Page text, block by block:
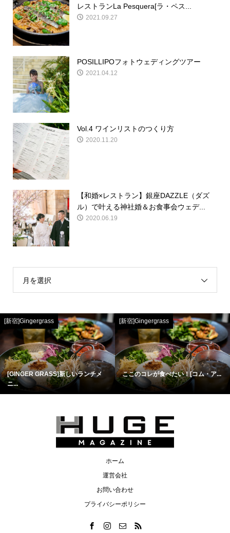
レストランLa Pesquera[ラ・ペス...
2021.09.27
POSILLIPOフォトウェディングツアー
2021.04.12
Vol.4 ワインリストのつくり方
2020.11.20
【和婚×レストラン】銀座DAZZLE（ダズ
ル）で叶える神社婚＆お食事会ウェデ...
2020.06.19
月を選択
[新宿]Gingergrass
[GINGER GRASS]新しいランチメ
ニ...
[新宿]Gingergrass
ここのコレが食べたい！[コム・ア...
ホーム
運営会社
お問い合わせ
プライバシーポリシー